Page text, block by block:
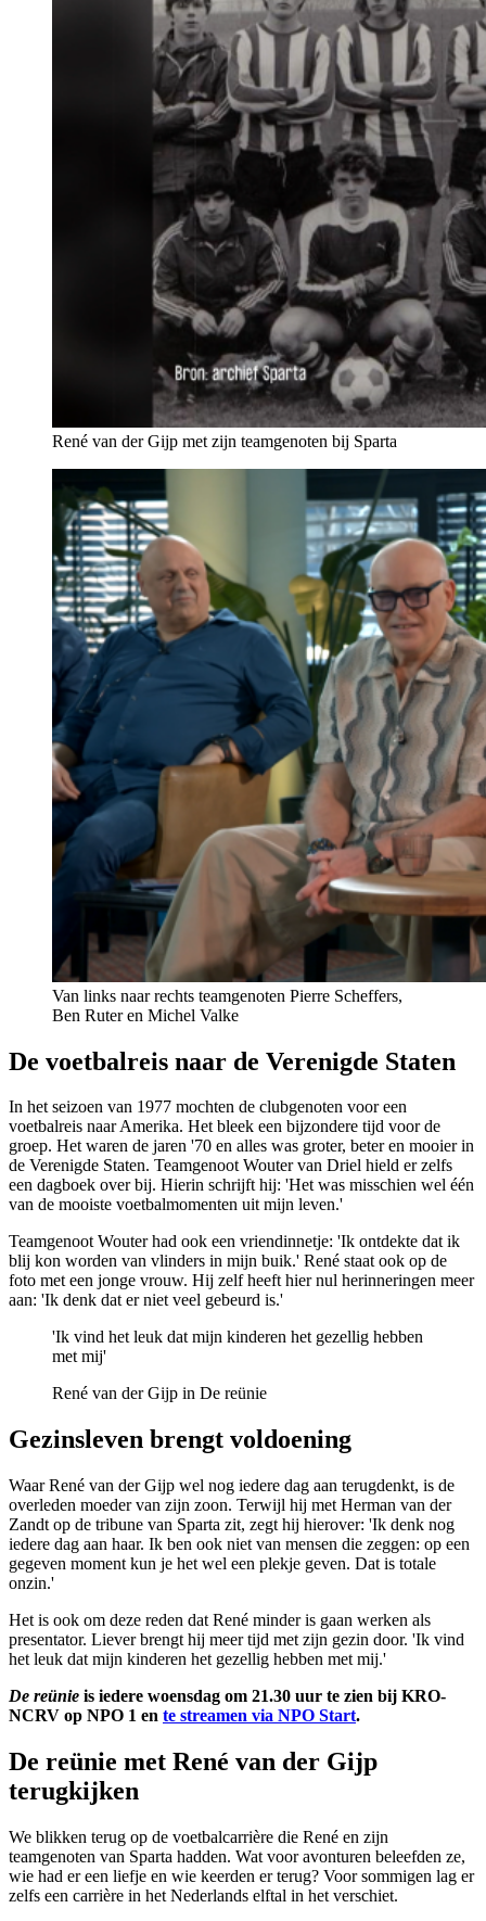
René van der Gijp met zijn teamgenoten bij Sparta
Van links naar rechts teamgenoten Pierre Scheffers,
Ben Ruter en Michel Valke
De voetbalreis naar de Verenigde Staten
In het seizoen van 1977 mochten de clubgenoten voor een
voetbalreis naar Amerika. Het bleek een bijzondere tijd voor de
groep. Het waren de jaren '70 en alles was groter, beter en mooier in
de Verenigde Staten. Teamgenoot Wouter van Driel hield er zelfs
een dagboek over bij. Hierin schrijft hij: 'Het was misschien wel één
van de mooiste voetbalmomenten uit mijn leven.'
Teamgenoot Wouter had ook een vriendinnetje: 'Ik ontdekte dat ik
blij kon worden van vlinders in mijn buik.' René staat ook op de
foto met een jonge vrouw. Hij zelf heeft hier nul herinneringen meer
aan: 'Ik denk dat er niet veel gebeurd is.'
'Ik vind het leuk dat mijn kinderen het gezellig hebben
met mij'
René van der Gijp in De reünie
Gezinsleven brengt voldoening
Waar René van der Gijp wel nog iedere dag aan terugdenkt, is de
overleden moeder van zijn zoon. Terwijl hij met Herman van der
Zandt op de tribune van Sparta zit, zegt hij hierover: 'Ik denk nog
iedere dag aan haar. Ik ben ook niet van mensen die zeggen: op een
gegeven moment kun je het wel een plekje geven. Dat is totale
onzin.'
Het is ook om deze reden dat René minder is gaan werken als
presentator. Liever brengt hij meer tijd met zijn gezin door. 'Ik vind
het leuk dat mijn kinderen het gezellig hebben met mij.'
De reünie is iedere woensdag om 21.30 uur te zien bij KRO-
NCRV op NPO 1 en te streamen via NPO Start.
De reünie met René van der Gijp
terugkijken
We blikken terug op de voetbalcarrière die René en zijn
teamgenoten van Sparta hadden. Wat voor avonturen beleefden ze,
wie had er een liefje en wie keerden er terug? Voor sommigen lag er
zelfs een carrière in het Nederlands elftal in het verschiet.